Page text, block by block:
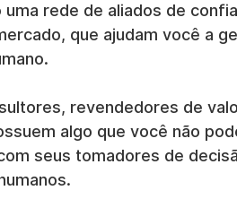
rede de aliados de
que ajudam você a
revendedores de
algo que você não
seus tomadores de